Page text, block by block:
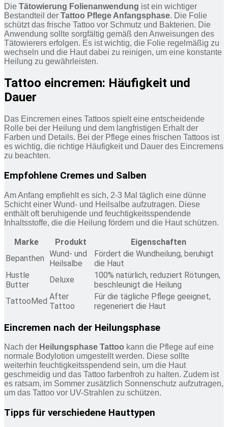
Die Tätowierung Folienanwendung ist ein wichtiger
Bestandteil der Tattoo Pflege Anfangsphase. Die Folie
schützt das frische Tattoo vor Schmutz und Bakterien. Die
Anwendung sollte sorgfältig gemäß den Anweisungen des
Tätowierers erfolgen. Es ist wichtig, die Folie regelmäßig zu
wechseln und die Haut dabei zu reinigen, um eine konstante
Heilung zu gewährleisten.
Tattoo eincremen: Häufigkeit und
Dauer
Das Eincremen eines Tattoos spielt eine entscheidende
Rolle bei der Heilung und dem langfristigen Erhalt der
Farben und Details. Bei der Pflege eines frischen Tattoos ist
es wichtig, die richtige Häufigkeit und Dauer des Eincremens
zu beachten.
Empfohlene Cremes und Salben
Am Anfang empfiehlt es sich, 2-3 Mal täglich eine dünne
Schicht einer Wund- und Heilsalbe aufzutragen. Diese
enthält oft beruhigende und feuchtigkeitsspendende
Inhaltsstoffe, die die Heilung fördern und die Haut schützen.
Marke Produkt
Eigenschaften
Bepanthen Wund- und
Heilsalbe
Fördert die Wundheilung, beruhigt
die Haut
Hustle
Butter
Deluxe
100% natürlich, reduziert Rötungen,
beschleunigt die Heilung
TattooMed After
Tattoo
Für die tägliche Pflege geeignet,
regeneriert die Haut
Eincremen nach der Heilungsphase
Nach der Heilungsphase Tattoo kann die Pflege auf eine
normale Bodylotion umgestellt werden. Diese sollte
weiterhin feuchtigkeitsspendend sein, um die Haut
geschmeidig und das Tattoo farbenfroh zu halten. Zudem ist
es ratsam, im Sommer zusätzlich Sonnenschutz aufzutragen,
um das Tattoo vor UV-Strahlen zu schützen.
Tipps für verschiedene Hauttypen